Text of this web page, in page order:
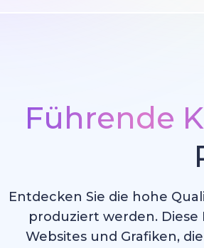
Führende
Entdecken Sie die hohe
produziert werden. Diese
Websites und Grafiken,